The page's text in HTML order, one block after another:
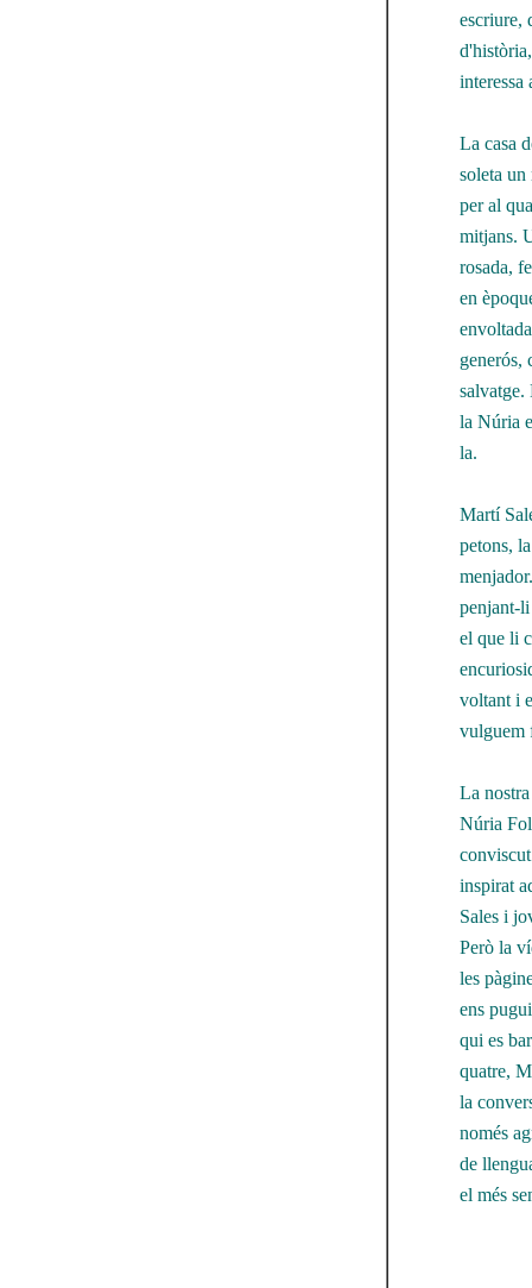
escriure,
La casa
soleta
per al
mitjans.
rosada,
en
generós,
salvatge.
la Núria
la.
Martí
petons,
penjant-
el que li
voltant i
vulguem
La
Núria
inspirat
Sales i
Però la
les
ens
qui es
quatre,
la
només
de
el més